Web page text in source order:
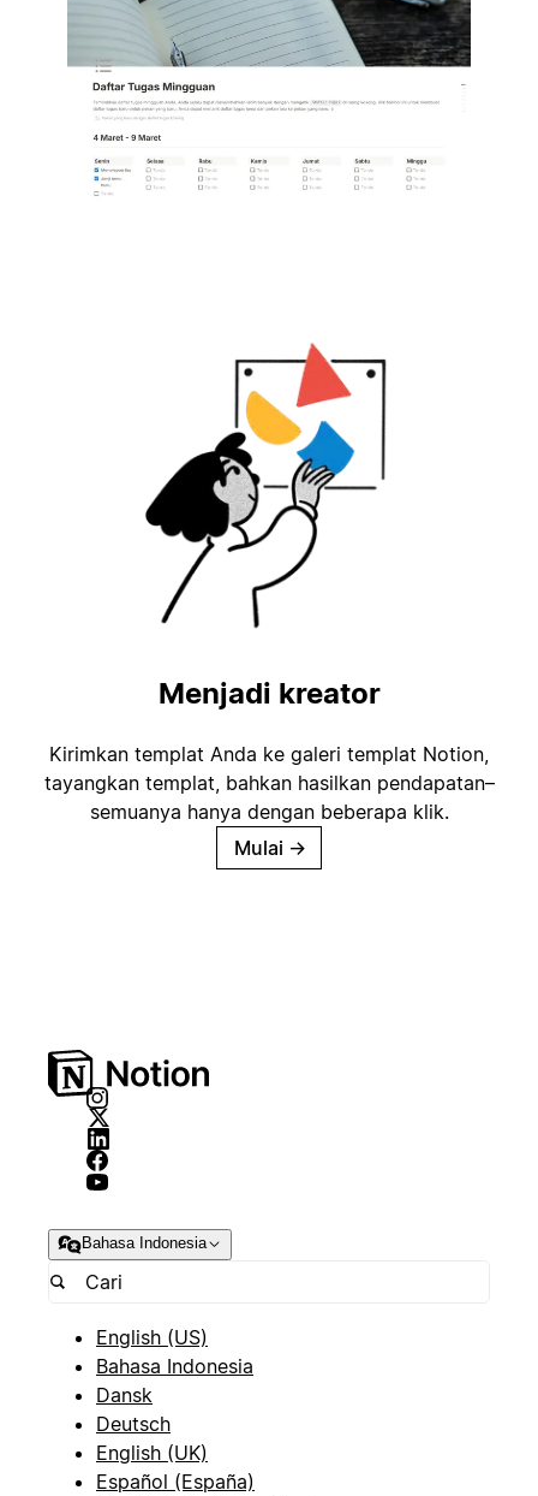
Menjadi kreator
Kirimkan templat Anda ke galeri templat Notion,
tayangkan templat, bahkan hasilkan pendapatan–
semuanya hanya dengan beberapa klik.
Mulai →
Bahasa Indonesia
English (US)
Bahasa Indonesia
Dansk
Deutsch
English (UK)
Español (España)